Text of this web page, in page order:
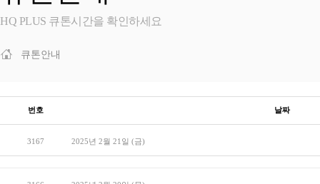
HQ PLUS 큐톤시간을 확인하세요
큐톤안내
번호 날짜
3167 2025년 2월 21일 (금)